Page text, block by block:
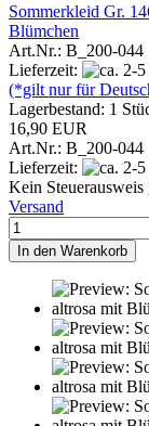
Sommerkleid Gr.
Blümchen
Art.Nr.: B_200-044
Lieferzeit:
(*gilt nur für
Lagerbestand: 1
16,90 EUR
Art.Nr.: B_200-044
Lieferzeit:
Kein
Versand
In den Warenkorb